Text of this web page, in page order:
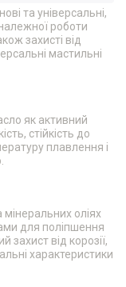
та універсальні,
роботи
захисті від
мастильні
як активний
стійкість до
плавлення і
оліях
для поліпшення
від корозії,
характеристики